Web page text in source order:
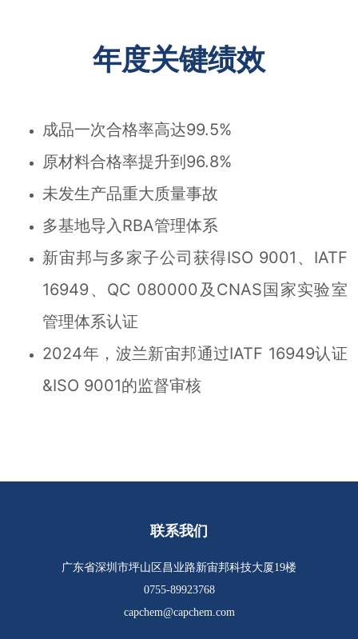
年度关键绩效
成品一次合格率高达99.5%
原材料合格率提升到96.8%
未发生产品重大质量事故
多基地导入RBA管理体系
新宙邦与多家子公司获得ISO 9001、IATF
16949、QC 080000及CNAS国家实验室
管理体系认证
2024年，波兰新宙邦通过IATF 16949认证
&ISO 9001的监督审核
联系我们
广东省深圳市坪山区昌业路新宙邦科技大厦19楼
0755-89923768
capchem@capchem.com